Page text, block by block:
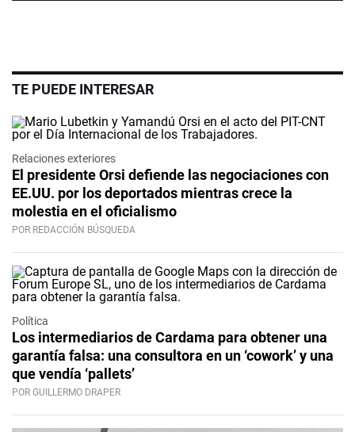
TE PUEDE INTERESAR
Relaciones exteriores
El presidente Orsi defiende las negociaciones con
EE.UU. por los deportados mientras crece la
molestia en el oficialismo
POR REDACCIÓN BÚSQUEDA
Política
Los intermediarios de Cardama para obtener una
garantía falsa: una consultora en un ‘cowork’ y una
que vendía ‘pallets’
POR GUILLERMO DRAPER